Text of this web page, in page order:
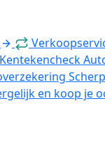
Kentekencheck
en koop je